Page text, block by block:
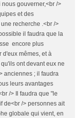
gouverner,<br />
et des
recherche .<br />
il faudra que la
encore plus
d'eux mêmes, et à
ont devant eux ne
anciennes ; il faudra
leurs avantages
/> Il faudra que "le
de<br /> personnes ait
globale qui vient, en